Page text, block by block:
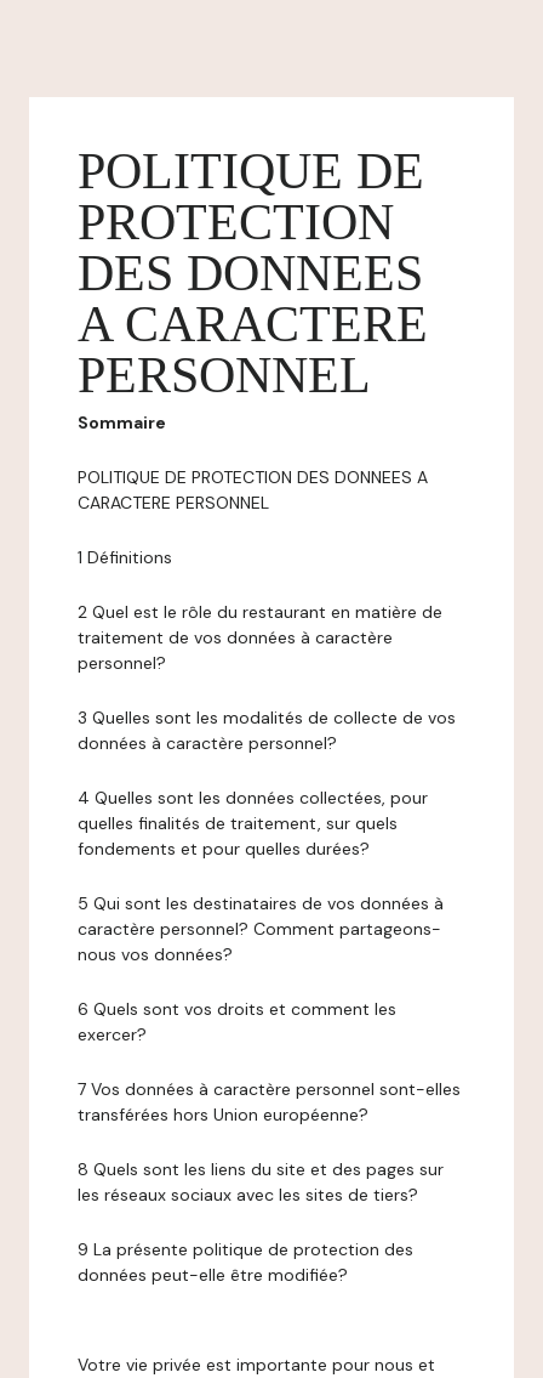
POLITIQUE DE
PROTECTION
DES DONNEES
A CARACTERE
PERSONNEL
Sommaire
POLITIQUE DE PROTECTION DES DONNEES A
CARACTERE PERSONNEL
1 Définitions
2 Quel est le rôle du restaurant en matière de
traitement de vos données à caractère
personnel?
3 Quelles sont les modalités de collecte de vos
données à caractère personnel?
4 Quelles sont les données collectées, pour
quelles finalités de traitement, sur quels
fondements et pour quelles durées?
5 Qui sont les destinataires de vos données à
caractère personnel? Comment partageons-
nous vos données?
6 Quels sont vos droits et comment les
exercer?
7 Vos données à caractère personnel sont-elles
transférées hors Union européenne?
8 Quels sont les liens du site et des pages sur
les réseaux sociaux avec les sites de tiers?
9 La présente politique de protection des
données peut-elle être modifiée?
Votre vie privée est importante pour nous et